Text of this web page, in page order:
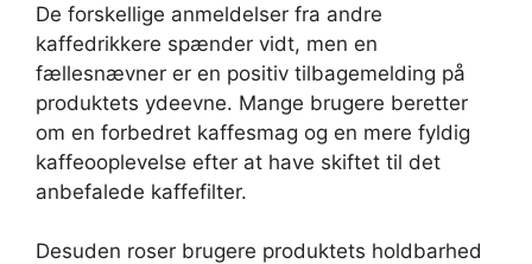
De forskellige anmeldelser fra andre
kaffedrikkere spænder vidt, men en
fællesnævner er en positiv tilbagemelding på
produktets ydeevne. Mange brugere beretter
om en forbedret kaffesmag og en mere fyldig
kaffeooplevelse efter at have skiftet til det
anbefalede kaffefilter.
Desuden roser brugere produktets holdbarhed